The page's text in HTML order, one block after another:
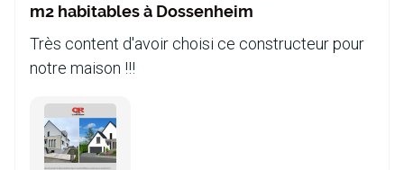
m2 habitables à Dossenheim
Très content d'avoir choisi ce constructeur pour
notre maison !!!